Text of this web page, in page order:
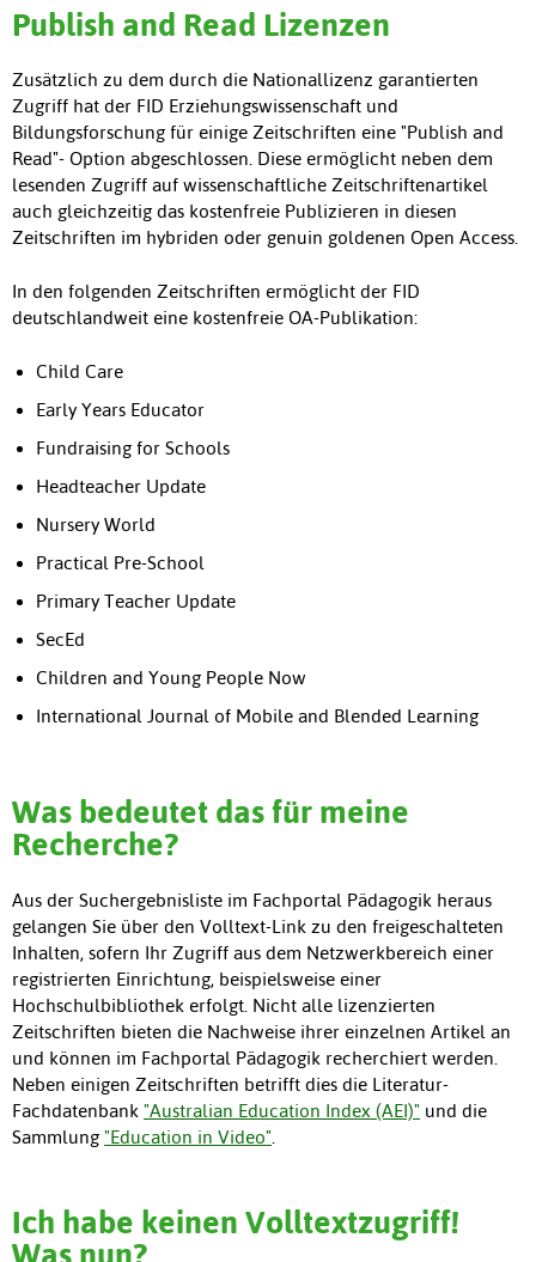
Publish and Read Lizenzen
Zusätzlich zu dem durch die Nationallizenz garantierten
Zugriff hat der FID Erziehungswissenschaft und
Bildungsforschung für einige Zeitschriften eine "Publish and
Read"- Option abgeschlossen. Diese ermöglicht neben dem
lesenden Zugriff auf wissenschaftliche Zeitschriftenartikel
auch gleichzeitig das kostenfreie Publizieren in diesen
Zeitschriften im hybriden oder genuin goldenen Open Access.
In den folgenden Zeitschriften ermöglicht der FID
deutschlandweit eine kostenfreie OA-Publikation:
Child Care
Early Years Educator
Fundraising for Schools
Headteacher Update
Nursery World
Practical Pre-School
Primary Teacher Update
SecEd
Children and Young People Now
International Journal of Mobile and Blended Learning
Was bedeutet das für meine
Recherche?
Aus der Suchergebnisliste im Fachportal Pädagogik heraus
gelangen Sie über den Volltext-Link zu den freigeschalteten
Inhalten, sofern Ihr Zugriff aus dem Netzwerkbereich einer
registrierten Einrichtung, beispielsweise einer
Hochschulbibliothek erfolgt. Nicht alle lizenzierten
Zeitschriften bieten die Nachweise ihrer einzelnen Artikel an
und können im Fachportal Pädagogik recherchiert werden.
Neben einigen Zeitschriften betrifft dies die Literatur-
Fachdatenbank "Australian Education Index (AEI)" und die
Sammlung"Education in Video"
Ich habe keinen Volltextzugriff!
Was nun?